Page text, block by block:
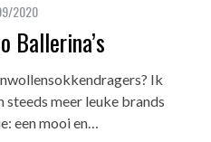
2020
Ballerina’s
Ik
steeds meer leuke brands
een mooi en…